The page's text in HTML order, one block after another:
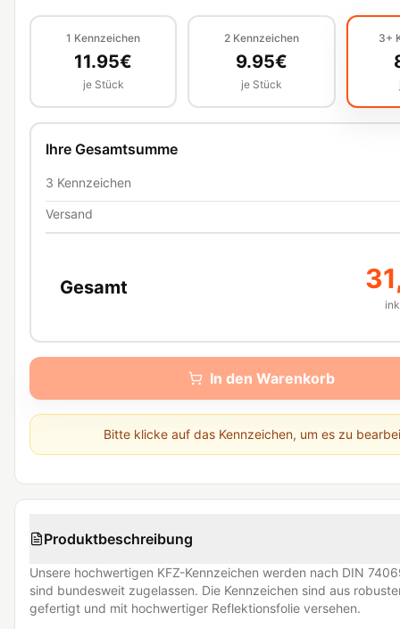
1 Kennzeichen
11.95€
je Stück
2 Kennzeichen
9.95€
je Stück
3+
Ihre Gesamtsumme
3 Kennzeichen
Versand
Gesamt
In den Warenkorb
Bitte klicke auf das Kennzeichen, um es zu
Produktbeschreibung
Unsere hochwertigen KFZ-Kennzeichen werden nach DIN
sind bundesweit zugelassen. Die Kennzeichen sind aus
gefertigt und mit hochwertiger Reflektionsfolie versehen.